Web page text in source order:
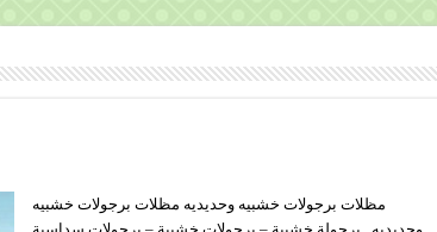
مظلات برجولات خشبيه وحديديه مظلات برجولات خشبيه